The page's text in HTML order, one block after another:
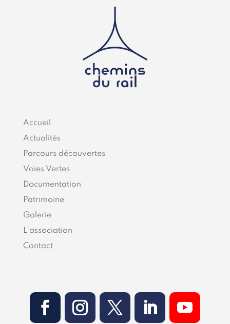
Accueil
Actualités
Parcours découvertes
Voies Vertes
Documentation
Patrimoine
Galerie
L’association
Contact